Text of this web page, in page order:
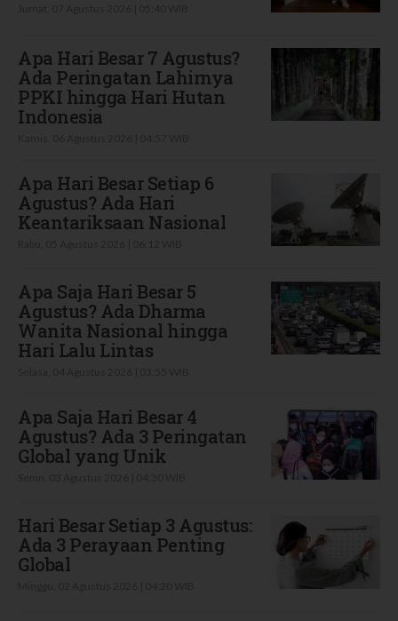
Apa Hari Besar 7 Agustus?
Ada Peringatan Lahirnya
PPKI hingga Hari Hutan
Indonesia
Apa Hari Besar Setiap 6
Agustus? Ada Hari
Keantariksaan Nasional
Apa Saja Hari Besar 5
Agustus? Ada Dharma
Wanita Nasional hingga
Hari Lalu Lintas
Apa Saja Hari Besar 4
Agustus? Ada 3 Peringatan
Global yang Unik
Hari Besar Setiap 3 Agustus:
Ada 3 Perayaan Penting
Global